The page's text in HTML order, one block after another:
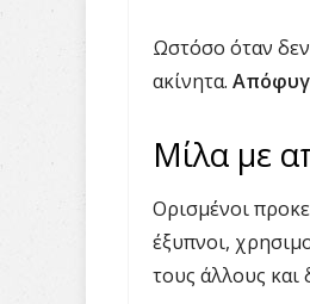
Ωστόσο όταν δεν
ακίνητα.
Μίλα με
Ορισμένοι
έξυπνοι,
τους άλλους